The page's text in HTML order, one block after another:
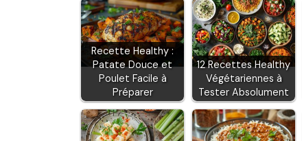
Recette Healthy :
Patate Douce et
Poulet Facile à
Préparer
12 Recettes Healthy
Végétariennes à
Tester Absolument